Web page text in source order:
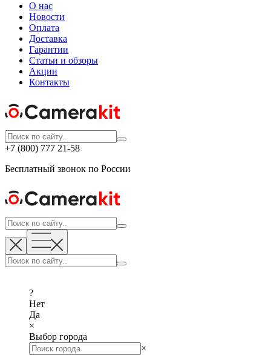
О нас
Новости
Оплата
Доставка
Гарантии
Статьи и обзоры
Акции
Контакты
+7 (800) 777 21-58
Бесплатный звонок по России
?
Нет
Да
×
Выбор города
×